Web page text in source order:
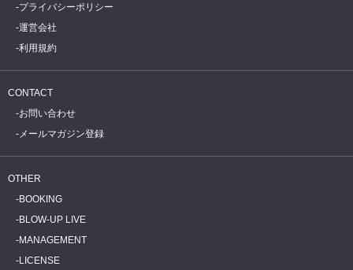
プライバシーポリシー
運営会社
利用規約
CONTACT
お問い合わせ
メールマガジン登録
OTHER
BOOKING
BLOW-UP LIVE
MANAGEMENT
LICENSE